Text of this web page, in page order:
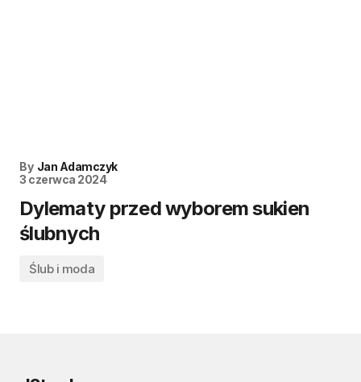
By Jan Adamczyk
3 czerwca 2024
Dylematy przed wyborem sukien
ślubnych
Ślub i moda